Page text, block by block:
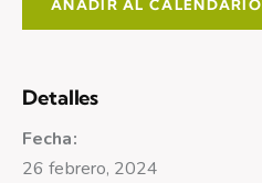
AÑADIR AL CALENDARIO
Detalles
Fecha:
26 febrero, 2024